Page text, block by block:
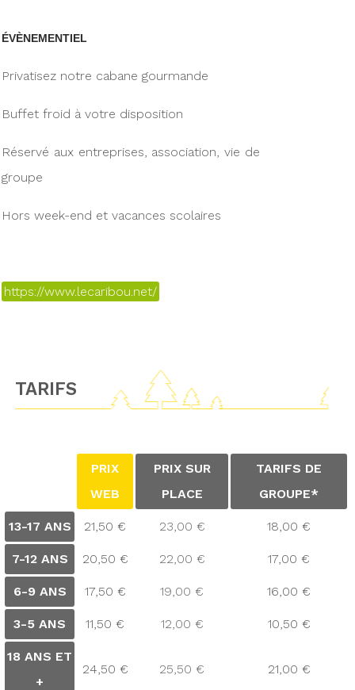
ÉVÈNEMENTIEL
Privatisez notre cabane gourmande
Buffet froid à votre disposition
Réservé aux entreprises, association, vie de
groupe
Hors week-end et vacances scolaires
https://www.lecaribou.net/
TARIFS
PRIX
WEB
PRIX SUR
PLACE
TARIFS DE
GROUPE*
13-17 ANS 21,50 € 23,00 € 18,00 €
7-12 ANS 20,50 € 22,00 € 17,00 €
6-9 ANS 17,50 € 19,00 € 16,00 €
3-5 ANS 11,50 € 12,00 € 10,50 €
18 ANS ET
+
24,50 € 25,50 € 21,00 €